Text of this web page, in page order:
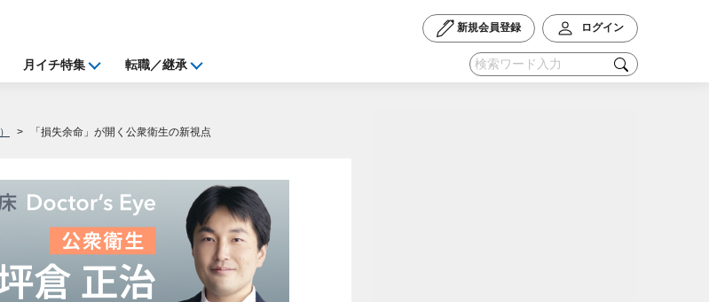
新規会員登録 ログイン
月イチ特集 転職／継承
「損失余命」が開く公衆衛生の新視点